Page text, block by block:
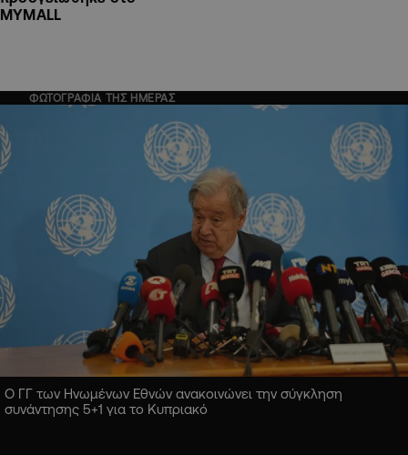
MYMALL
ΦΩΤΟΓΡΑΦΙΑ ΤΗΣ ΗΜΕΡΑΣ
Ο ΓΓ των Ηνωμένων Εθνών ανακοινώνει την σύγκληση
συνάντησης 5+1 για το Κυπριακό